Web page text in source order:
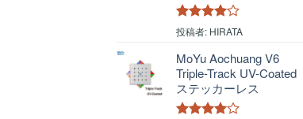
5段階中4
投稿者: HIRATA
MoYu Aochuang V6
Triple-Track UV-Coated
ステッカーレス